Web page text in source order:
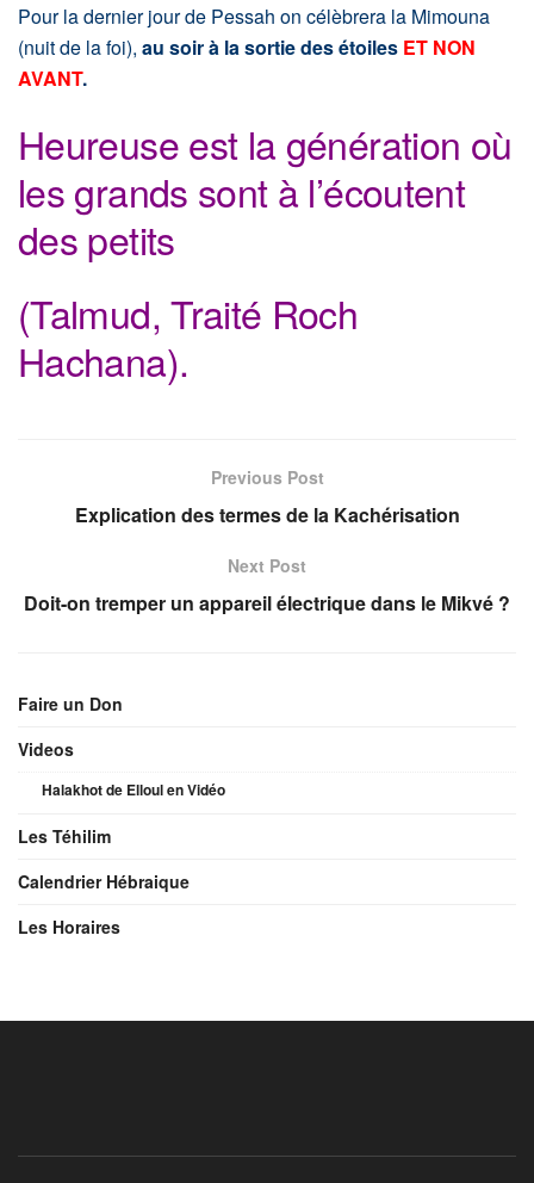
Pour la dernier jour de Pessah on célèbrera la Mimouna
(nuit de la foi), au soir à la sortie des étoiles ET NON
AVANT.
Heureuse est la génération où
les grands sont à l’écoutent
des petits
(Talmud, Traité Roch
Hachana).
Previous Post
Explication des termes de la Kachérisation
Next Post
Doit-on tremper un appareil électrique dans le Mikvé ?
Faire un Don
Videos
Halakhot de Elloul en Vidéo
Les Téhilim
Calendrier Hébraique
Les Horaires